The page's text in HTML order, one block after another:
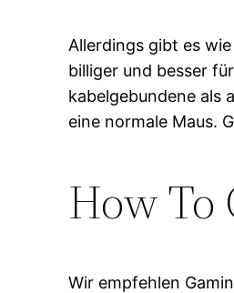
Allerdings gibt es
billiger und besser
kabelgebundene als
eine normale Maus.
How To
Wir empfehlen